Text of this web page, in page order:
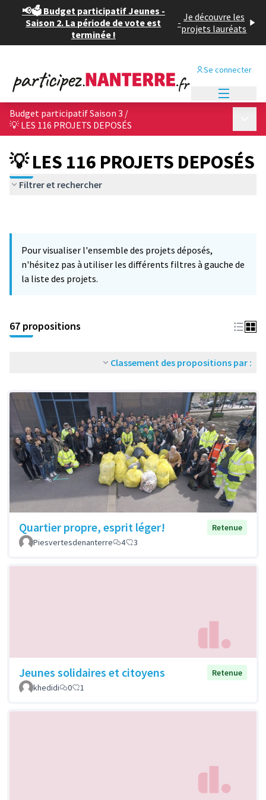
📢🗳️ Budget participatif Jeunes -
Saison 2. La période de vote est
terminée !
- Je découvre les
projets lauréats
Se connecter
Budget participatif Saison 3 /
💡 LES 116 PROJETS DEPOSÉS
💡 LES 116 PROJETS DEPOSÉS
Filtrer et rechercher
Pour visualiser l'ensemble des projets déposés,
n'hésitez pas à utiliser les différents filtres à gauche de
la liste des projets.
67 propositions
Classement des propositions par :
Quartier propre, esprit léger!
Retenue
Piesvertesdenanterre
4 3
Jeunes solidaires et citoyens
Retenue
khedidi
0 1